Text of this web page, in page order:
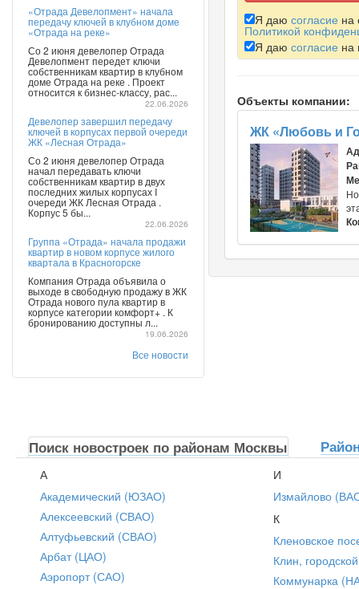
«Отрада Девелопмент» начала
передачу ключей в клубном доме
«Отрада на реке»
Со 2 июня девелопер Отрада
Девелопмент передет ключи
собственникам квартир в клубном
доме Отрада на реке . Проект
относится к бизнес-классу, рас...
22.06.2026
Девелопер завершил передачу
ключей в корпусах первой очереди
ЖК «Лесная Отрада»
Со 2 июня девелопер Отрада
начал передавать ключи
собственникам квартир в двух
последних жилых корпусах I
очереди ЖК Лесная Отрада .
Корпус 5 бы...
22.06.2026
Группа «Отрада» начала продажи
квартир в новом корпусе жилого
квартала в Красногорске
Компания Отрада объявила о
выходе в свободную продажу в ЖК
Отрада нового пула квартир в
корпусе категории комфорт+ . К
бронированию доступны л...
19.06.2026
Все новости
Я даю согласие на
Политикой
Я даю согласие на
Объекты компании:
ЖК «Любовь и
Поиск новостроек по районам Москвы
А
Академический (ЮЗАО)
Алексеевский (СВАО)
Алтуфьевский (СВАО)
Арбат (ЦАО)
Аэропорт (САО)
И
Измайлово
К
Кленовское
Клин,
Коммунарка